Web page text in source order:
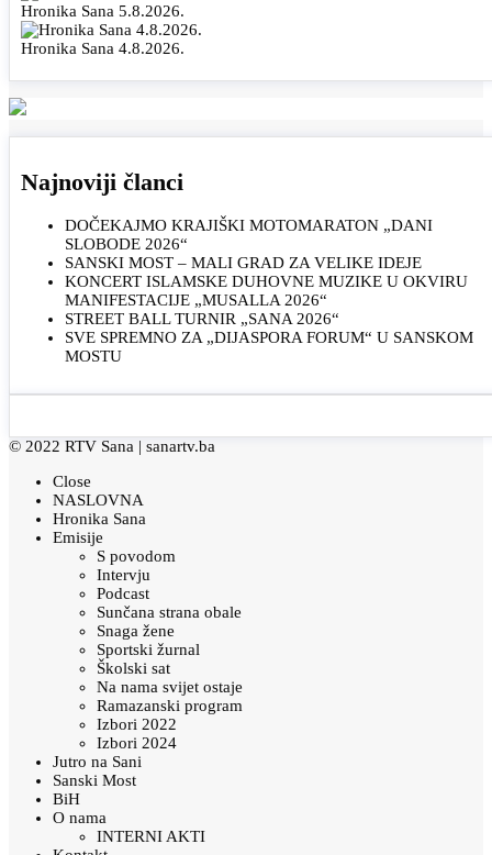
Hronika Sana 5.8.2026.
Hronika Sana 4.8.2026.
Najnoviji članci
DOČEKAJMO KRAJIŠKI MOTOMARATON „DANI
SLOBODE 2026“
SANSKI MOST – MALI GRAD ZA VELIKE IDEJE
KONCERT ISLAMSKE DUHOVNE MUZIKE U OKVIRU
MANIFESTACIJE „MUSALLA 2026“
STREET BALL TURNIR „SANA 2026“
SVE SPREMNO ZA „DIJASPORA FORUM“ U SANSKOM
MOSTU
© 2022 RTV Sana | sanartv.ba
Close
NASLOVNA
Hronika Sana
Emisije
S povodom
Intervju
Podcast
Sunčana strana obale
Snaga žene
Sportski žurnal
Školski sat
Na nama svijet ostaje
Ramazanski program
Izbori 2022
Izbori 2024
Jutro na Sani
Sanski Most
BiH
O nama
INTERNI AKTI